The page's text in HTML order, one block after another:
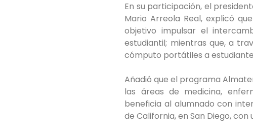
En su participación, el
Mario Arreola Real, explicó
objetivo impulsar el
estudiantil; mientras que, a
cómputo portátiles a
Añadió que el programa
las áreas de medicina,
beneficia al alumnado con
de California, en San Diego,